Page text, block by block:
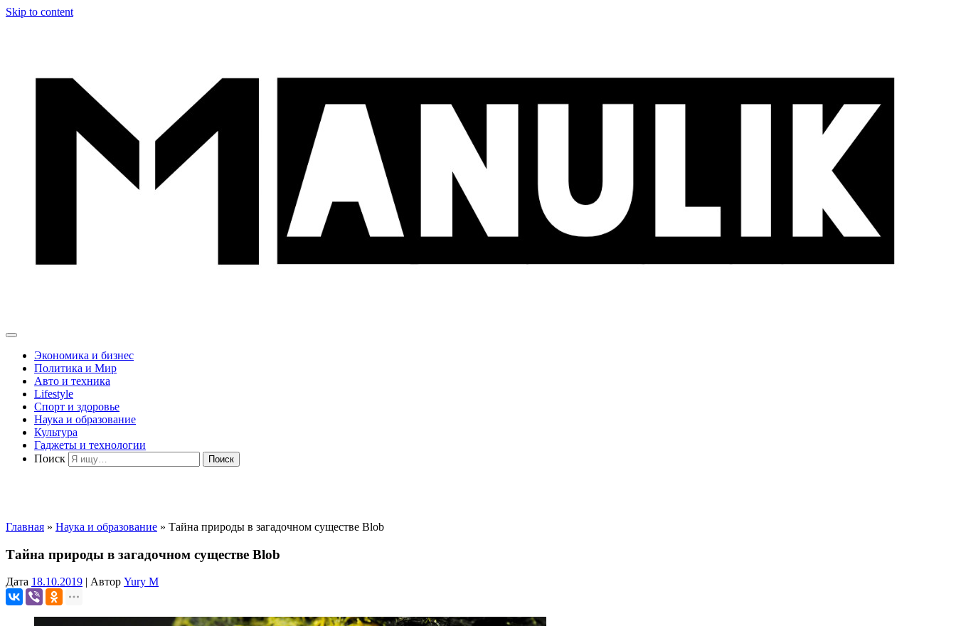
Skip to content
Экономика и бизнес
Политика и Мир
Авто и техника
Lifestyle
Спорт и здоровье
Наука и образование
Культура
Гаджеты и технологии
Поиск
Главная » Наука и образование » Тайна природы в загадочном существе Blob
Тайна природы в загадочном существе Blob
Дата 18.10.2019 | Автор Yury M